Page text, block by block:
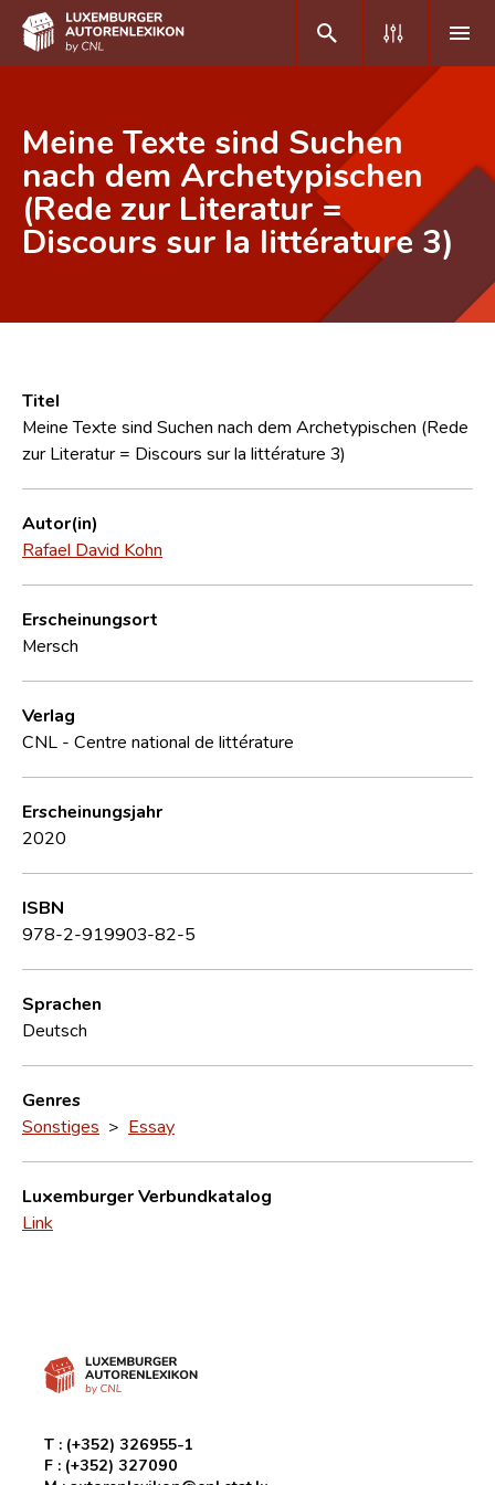
DE FR
Home
Autor(inn)en A-Z
Forschungsgruppe
Meine Texte sind Suchen
nach dem Archetypischen
(Rede zur Literatur =
Discours sur la littérature 3)
Titel
Meine Texte sind Suchen nach dem Archetypischen (Rede
zur Literatur = Discours sur la littérature 3)
Autor(in)
Rafael David Kohn
Erscheinungsort
Mersch
Verlag
CNL - Centre national de littérature
Erscheinungsjahr
2020
ISBN
978-2-919903-82-5
Sprachen
Deutsch
Genres
Sonstiges > Essay
Luxemburger Verbundkatalog
Link
T : (+352) 326955-1
F : (+352) 327090